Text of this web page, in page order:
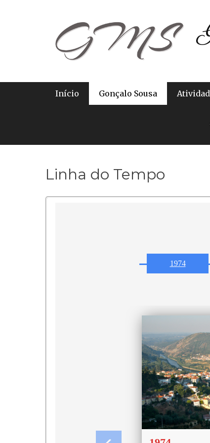
Primary Menu
Início Gonçalo Sousa
Linha do Tempo
1974